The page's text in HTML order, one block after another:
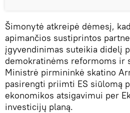
Šimonytė atkreipė dėmesį,
apimančios sustiprintos
įgyvendinimas suteikia didelį
demokratinėms reformoms ir
Ministrė pirmininkė skatino
pasirengti priimti ES siūlomą
ekonomikos atsigavimui per
investicijų planą.